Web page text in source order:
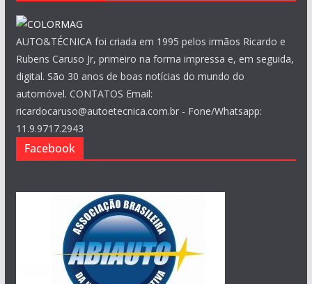
AUTO&TÉCNICA foi criada em 1995 pelos irmãos Ricardo e
Rubens Caruso Jr, primeiro na forma impressa e, em seguida,
digital. São 30 anos de boas notícias do mundo do
automóvel. CONTATOS Email:
ricardocaruso@autoetecnica.com.br - Fone/Whatsapp:
11.9.9717.2943
Facebook